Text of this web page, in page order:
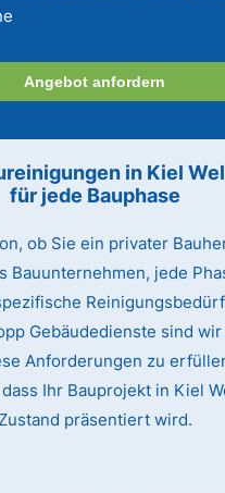
Angebot anfordern
in Kiel
für jede Bauphase
ob Sie ein privater
Bauunternehmen, jede
Gebäudedienste sind
Anforderungen zu
Ihr Bauprojekt in Kiel
präsentiert wird.